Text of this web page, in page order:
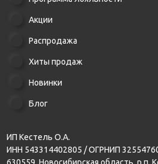
Акции
Распродажа
Хиты продаж
Новинки
Блог
ИП Кестель О.А.
ИНН 543314402805 / ОГРНИП
630559, Новосибирская область, р.п.